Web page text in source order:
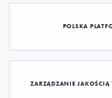
POLSKA
ZARZĄDZANIE JAKOŚCIĄ